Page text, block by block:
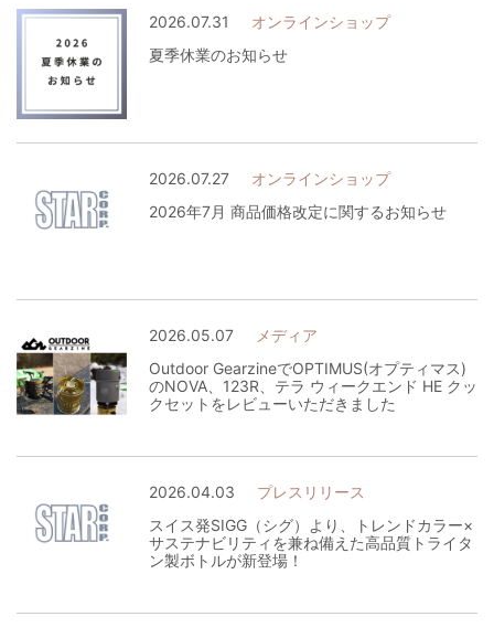
2026.07.31
オンラインショップ
夏季休業のお知らせ
2026.07.27
オンラインショップ
2026年7月 商品価格改定に関するお知らせ
2026.05.07
メディア
Outdoor GearzineでOPTIMUS(オプティマス)
のNOVA、123R、テラ ウィークエンド HE クッ
クセットをレビューいただきました
2026.04.03
プレスリリース
スイス発SIGG（シグ）より、トレンドカラー×
サステナビリティを兼ね備えた高品質トライタ
ン製ボトルが新登場！